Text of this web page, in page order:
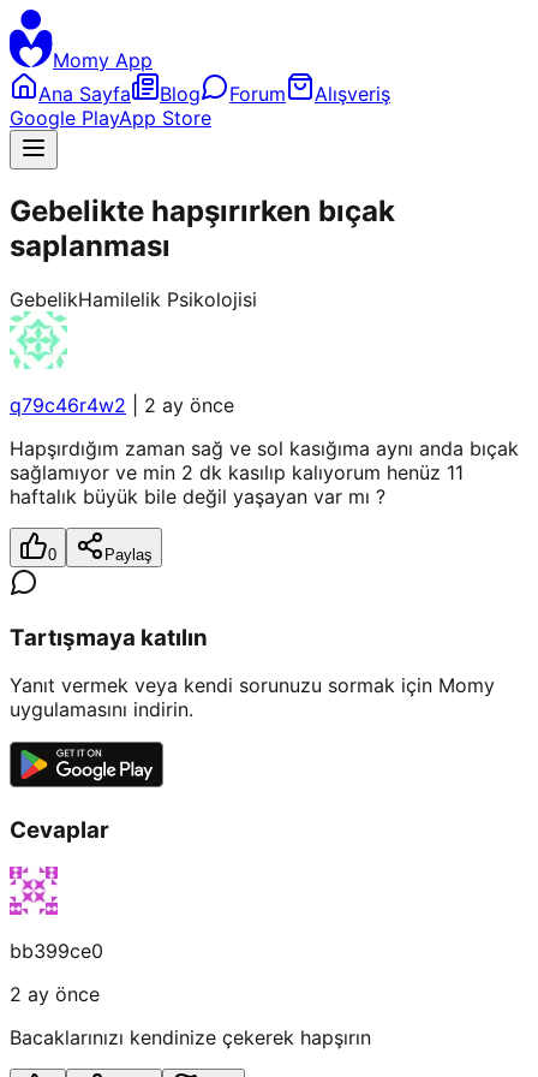
Momy App
Ana Sayfa
Blog Forum
Alışveriş
Google PlayApp Store
Gebelikte hapşırırken bıçak
saplanması
GebelikHamilelik Psikolojisi
q79c46r4w2
2 ay önce
Hapşırdığım zaman sağ ve sol kasığıma aynı anda bıçak
sağlamıyor ve min 2 dk kasılıp kalıyorum henüz 11
haftalık büyük bile değil yaşayan var mı ?
0 Paylaş
Tartışmaya katılın
Yanıt vermek veya kendi sorunuzu sormak için Momy
uygulamasını indirin.
Cevaplar
bb399ce0
2 ay önce
Bacaklarınızı kendinize çekerek hapşırın